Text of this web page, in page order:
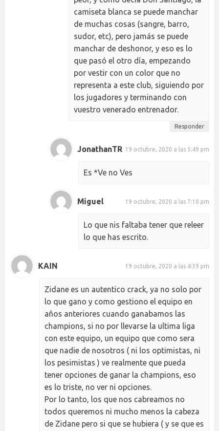
camiseta blanca se puede manchar
de muchas cosas (sangre, barro,
sudor, etc), pero jamás se puede
manchar de deshonor, y eso es lo
que pasó el otro día, empezando
por vestir con un color que no
representa a este club, siguiendo por
los jugadores y terminando con
vuestro venerado entrenador.
Responder
JonathanTR 19 octubre, 2020 a las 5:49 pm
Es *Ve no Ves
Miguel 19 octubre, 2020 a las 7:10 pm
Lo que nis faltaba tener que releer
lo que has escrito.
KAIN 19 octubre, 2020 a las 4:39 pm
Zidane es un autentico crack, ya no solo por
lo que gano y como gestiono el equipo en
años anteriores cuando ganabamos las
champions, si no por llevarse la ultima liga
con este equipo, un equipo que como sera
que nadie de nosotros ( ni los optimistas, ni
los pesimistas ) ve realmente que pueda
tener opciones de ganar la champions, eso
es lo triste, no ver ni opciones.
Por lo tanto, los que nos cabreamos no
todos queremos ni mucho menos la cabeza
de Zidane pero si que se hubiera ( y se que es